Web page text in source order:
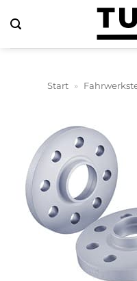
Inhalt
springen
Start »